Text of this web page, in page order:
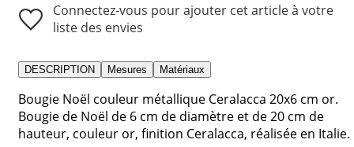
Connectez-vous pour ajouter cet article à votre
liste des envies
DESCRIPTION Mesures Matériaux
Bougie Noël couleur métallique Ceralacca 20x6 cm or.
Bougie de Noël de 6 cm de diamètre et de 20 cm de
hauteur, couleur or, finition Ceralacca, réalisée en Italie.